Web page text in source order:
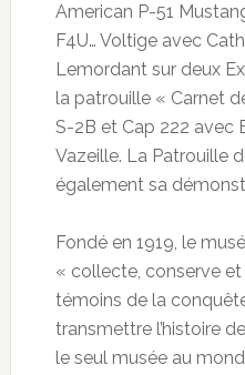
American P-51
F4U… Voltige avec
Lemordant sur deux
la patrouille « Carnet
S-2B et Cap 222 avec
Vazeille. La Patrouille
également sa
Fondé en 1919, le
« collecte, conserve
témoins de la
transmettre l’histoire
le seul musée au